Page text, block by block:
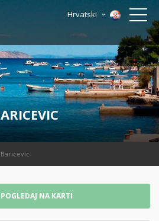
Hrvatski
POGLEDAJ NA KARTI